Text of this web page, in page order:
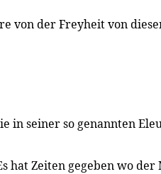
von der Freyheit von
in seiner so genannten
hat Zeiten gegeben wo der